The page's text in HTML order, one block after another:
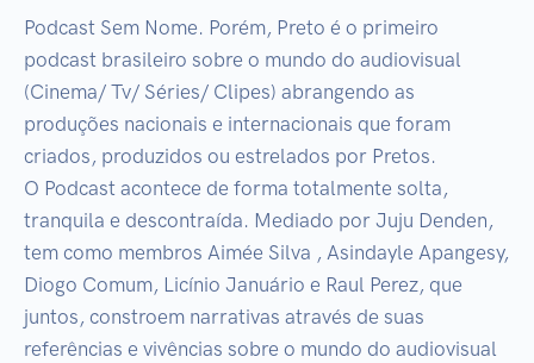
Podcast Sem Nome. Porém, Preto é o primeiro
podcast brasileiro sobre o mundo do audiovisual
(Cinema/ Tv/ Séries/ Clipes) abrangendo as
produções nacionais e internacionais que foram
criados, produzidos ou estrelados por Pretos.
O Podcast acontece de forma totalmente solta,
tranquila e descontraída. Mediado por Juju Denden,
tem como membros Aimée Silva , Asindayle Apangesy,
Diogo Comum, Licínio Januário e Raul Perez, que
juntos, constroem narrativas através de suas
referências e vivências sobre o mundo do audiovisual